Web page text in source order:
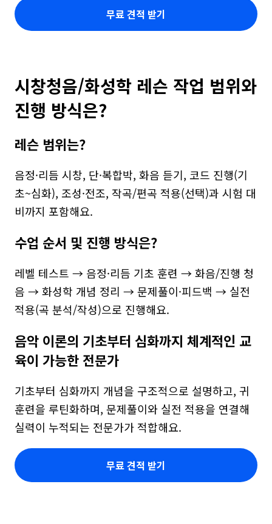
무료 견적 받기
시창청음/화성학 레슨 작업 범위와
진행 방식은?
레슨 범위는?
음정·리듬 시창, 단·복합박, 화음 듣기, 코드 진행(기
초~심화), 조성·전조, 작곡/편곡 적용(선택)과 시험 대
비까지 포함해요.
수업 순서 및 진행 방식은?
레벨 테스트 → 음정·리듬 기초 훈련 → 화음/진행 청
음 → 화성학 개념 정리 → 문제풀이·피드백 → 실전
적용(곡 분석/작성)으로 진행해요.
음악 이론의 기초부터 심화까지 체계적인 교
육이 가능한 전문가
기초부터 심화까지 개념을 구조적으로 설명하고, 귀
훈련을 루틴화하며, 문제풀이와 실전 적용을 연결해
실력이 누적되는 전문가가 적합해요.
무료 견적 받기